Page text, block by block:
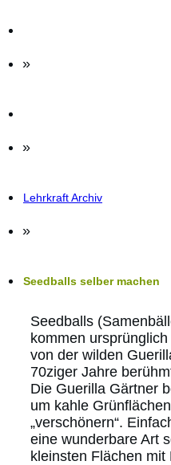
»
»
Lehrkraft Archiv
»
Seedballs selber machen
Seedballs
kommen
von der wilden
70ziger Jahre
Die Guerilla Gärtner
um kahle
„verschönern“.
eine wunderbare Art
kleinsten Flächen